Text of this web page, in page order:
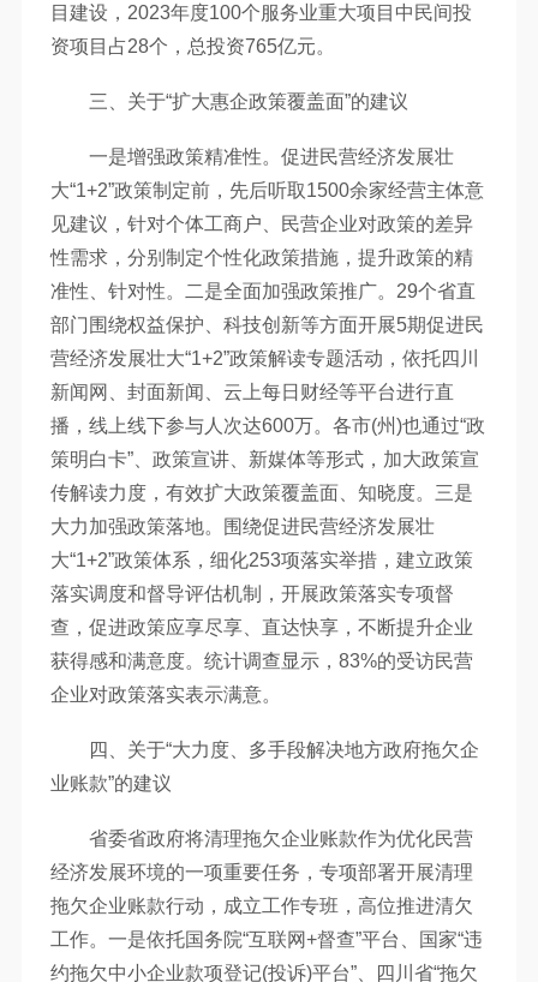
目建设，2023年度100个服务业重大项目中民间投
资项目占28个，总投资765亿元。
三、关于“扩大惠企政策覆盖面”的建议
一是增强政策精准性。促进民营经济发展壮
大“1+2”政策制定前，先后听取1500余家经营主体意
见建议，针对个体工商户、民营企业对政策的差异
性需求，分别制定个性化政策措施，提升政策的精
准性、针对性。二是全面加强政策推广。29个省直
部门围绕权益保护、科技创新等方面开展5期促进民
营经济发展壮大“1+2”政策解读专题活动，依托四川
新闻网、封面新闻、云上每日财经等平台进行直
播，线上线下参与人次达600万。各市(州)也通过“政
策明白卡”、政策宣讲、新媒体等形式，加大政策宣
传解读力度，有效扩大政策覆盖面、知晓度。三是
大力加强政策落地。围绕促进民营经济发展壮
大“1+2”政策体系，细化253项落实举措，建立政策
落实调度和督导评估机制，开展政策落实专项督
查，促进政策应享尽享、直达快享，不断提升企业
获得感和满意度。统计调查显示，83%的受访民营
企业对政策落实表示满意。
四、关于“大力度、多手段解决地方政府拖欠企
业账款”的建议
省委省政府将清理拖欠企业账款作为优化民营
经济发展环境的一项重要任务，专项部署开展清理
拖欠企业账款行动，成立工作专班，高位推进清欠
工作。一是依托国务院“互联网+督查”平台、国家“违
约拖欠中小企业款项登记(投诉)平台”、四川省“拖欠